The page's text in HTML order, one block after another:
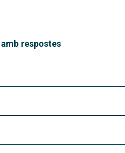
respostes